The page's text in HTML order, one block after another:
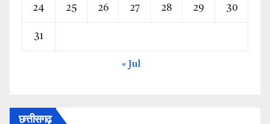
24 25 26 27 28 29 30
31
« Jul
छत्तीसगढ़